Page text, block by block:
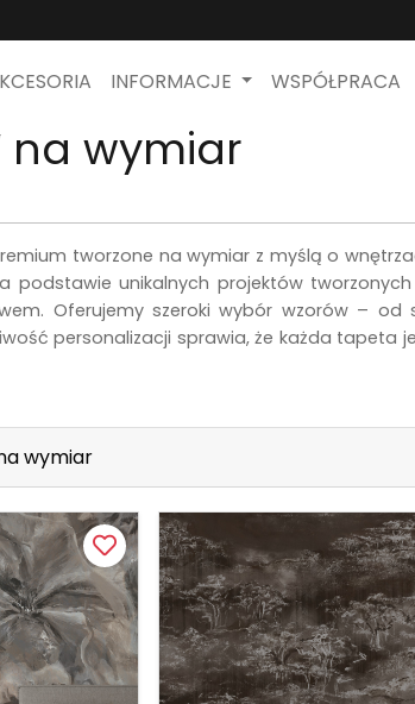
INFORMACJE WSPÓŁPRACA
na wymiar
tworzone na wymiar z myślą o
unikalnych projektów
Oferujemy szeroki wybór wzorów –
personalizacji sprawia, że każda
wymiar